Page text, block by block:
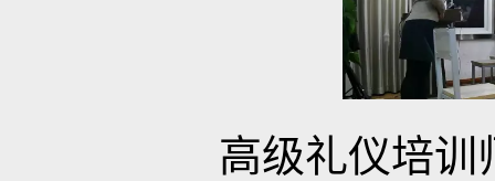
高级礼仪培训